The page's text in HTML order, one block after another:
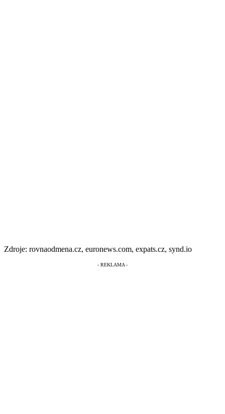
Zdroje: rovnaodmena.cz, euronews.com, expats.cz, synd.io